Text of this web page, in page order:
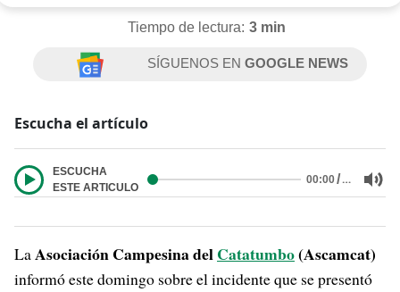
Tiempo de lectura: 3 min
SÍGUENOS ENGOOGLE NEWS
Escucha el artículo
ESCUCHA
ESTE ARTICULO
00:00/…
LaAsociación Campesina delCatatumbo(Ascamcat)
informó este domingo sobre el incidente que se presentó